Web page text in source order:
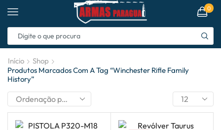
0
Início
Shop
Produtos Marcados Com A Tag “winchester Rifle Family
History”